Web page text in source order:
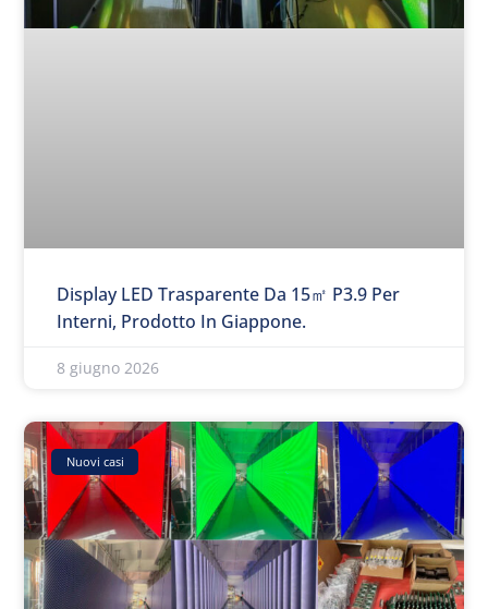
Display LED Trasparente Da 15㎡ P3.9 Per
Interni, Prodotto In Giappone.
8 giugno 2026
Nuovi casi